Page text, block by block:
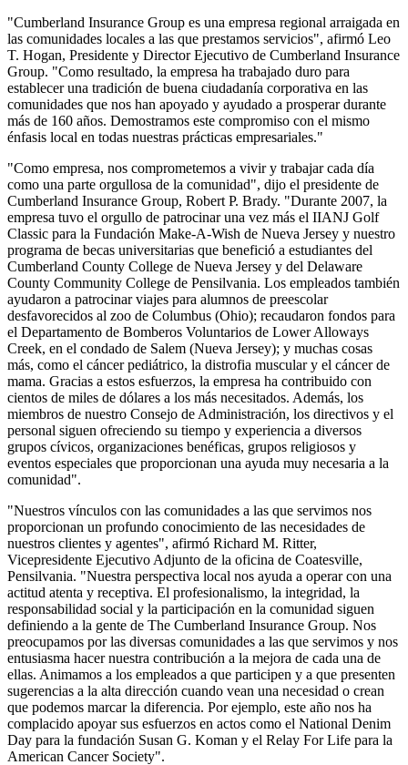
"Cumberland Insurance Group es una empresa regional arraigada en
las comunidades locales a las que prestamos servicios", afirmó Leo
T. Hogan, Presidente y Director Ejecutivo de Cumberland Insurance
Group. "Como resultado, la empresa ha trabajado duro para
establecer una tradición de buena ciudadanía corporativa en las
comunidades que nos han apoyado y ayudado a prosperar durante
más de 160 años. Demostramos este compromiso con el mismo
énfasis local en todas nuestras prácticas empresariales."
"Como empresa, nos comprometemos a vivir y trabajar cada día
como una parte orgullosa de la comunidad", dijo el presidente de
Cumberland Insurance Group, Robert P. Brady. "Durante 2007, la
empresa tuvo el orgullo de patrocinar una vez más el IIANJ Golf
Classic para la Fundación Make-A-Wish de Nueva Jersey y nuestro
programa de becas universitarias que benefició a estudiantes del
Cumberland County College de Nueva Jersey y del Delaware
County Community College de Pensilvania. Los empleados también
ayudaron a patrocinar viajes para alumnos de preescolar
desfavorecidos al zoo de Columbus (Ohio); recaudaron fondos para
el Departamento de Bomberos Voluntarios de Lower Alloways
Creek, en el condado de Salem (Nueva Jersey); y muchas cosas
más, como el cáncer pediátrico, la distrofia muscular y el cáncer de
mama. Gracias a estos esfuerzos, la empresa ha contribuido con
cientos de miles de dólares a los más necesitados. Además, los
miembros de nuestro Consejo de Administración, los directivos y el
personal siguen ofreciendo su tiempo y experiencia a diversos
grupos cívicos, organizaciones benéficas, grupos religiosos y
eventos especiales que proporcionan una ayuda muy necesaria a la
comunidad".
"Nuestros vínculos con las comunidades a las que servimos nos
proporcionan un profundo conocimiento de las necesidades de
nuestros clientes y agentes", afirmó Richard M. Ritter,
Vicepresidente Ejecutivo Adjunto de la oficina de Coatesville,
Pensilvania. "Nuestra perspectiva local nos ayuda a operar con una
actitud atenta y receptiva. El profesionalismo, la integridad, la
responsabilidad social y la participación en la comunidad siguen
definiendo a la gente de The Cumberland Insurance Group. Nos
preocupamos por las diversas comunidades a las que servimos y nos
entusiasma hacer nuestra contribución a la mejora de cada una de
ellas. Animamos a los empleados a que participen y a que presenten
sugerencias a la alta dirección cuando vean una necesidad o crean
que podemos marcar la diferencia. Por ejemplo, este año nos ha
complacido apoyar sus esfuerzos en actos como el National Denim
Day para la fundación Susan G. Koman y el Relay For Life para la
American Cancer Society".